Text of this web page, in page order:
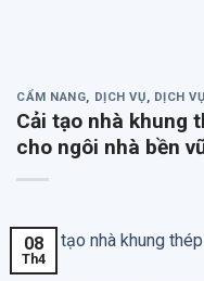
CẨM NANG, DỊCH VỤ, DỊCH
Cải tạo nhà khung
cho ngôi nhà bền
08
Th4